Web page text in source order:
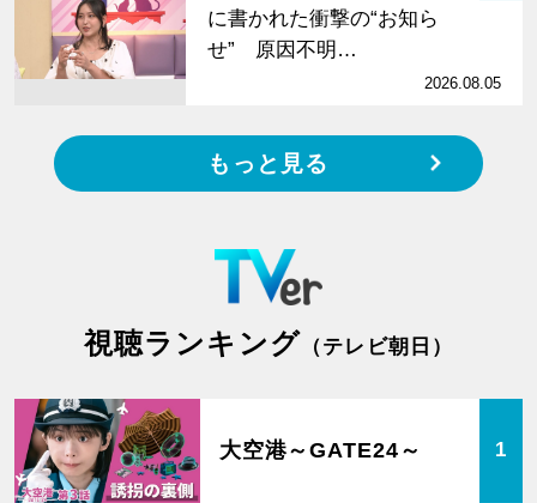
に書かれた衝撃の“お知ら
せ” 原因不明…
2026.08.05
もっと見る
視聴ランキング （テレビ朝日）
大空港～GATE24～ 1